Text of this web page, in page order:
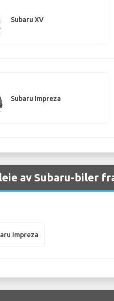
Subaru XV
Subaru Impreza
av Subaru-biler
Impreza